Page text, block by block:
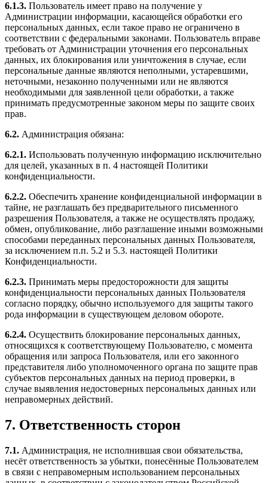
6.1.3. Пользователь имеет право на получение у
Администрации информации, касающейся обработки его
персональных данных, если такое право не ограничено в
соответствии с федеральными законами. Пользователь вправе
требовать от Администрации уточнения его персональных
данных, их блокирования или уничтожения в случае, если
персональные данные являются неполными, устаревшими,
неточными, незаконно полученными или не являются
необходимыми для заявленной цели обработки, а также
принимать предусмотренные законом меры по защите своих
прав.
6.2. Администрация обязана:
6.2.1. Использовать полученную информацию исключительно
для целей, указанных в п. 4 настоящей Политики
конфиденциальности.
6.2.2. Обеспечить хранение конфиденциальной информации в
тайне, не разглашать без предварительного письменного
разрешения Пользователя, а также не осуществлять продажу,
обмен, опубликование, либо разглашение иными возможными
способами переданных персональных данных Пользователя,
за исключением п.п. 5.2 и 5.3. настоящей Политики
Конфиденциальности.
6.2.3. Принимать меры предосторожности для защиты
конфиденциальности персональных данных Пользователя
согласно порядку, обычно используемого для защиты такого
рода информации в существующем деловом обороте.
6.2.4. Осуществить блокирование персональных данных,
относящихся к соответствующему Пользователю, с момента
обращения или запроса Пользователя, или его законного
представителя либо уполномоченного органа по защите прав
субъектов персональных данных на период проверки, в
случае выявления недостоверных персональных данных или
неправомерных действий.
7. Ответственность сторон
7.1. Администрация, не исполнившая свои обязательства,
несёт ответственность за убытки, понесённые Пользователем
в связи с неправомерным использованием персональных